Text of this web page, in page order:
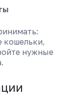
кошельки,
нужные